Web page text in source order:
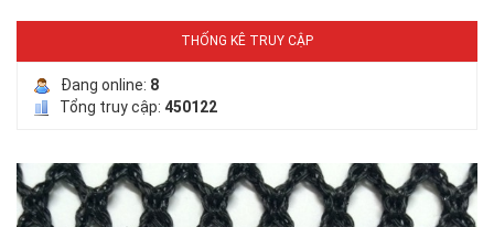
THỐNG KÊ TRUY CẬP
Đang online: 8
Tổng truy cập: 450122